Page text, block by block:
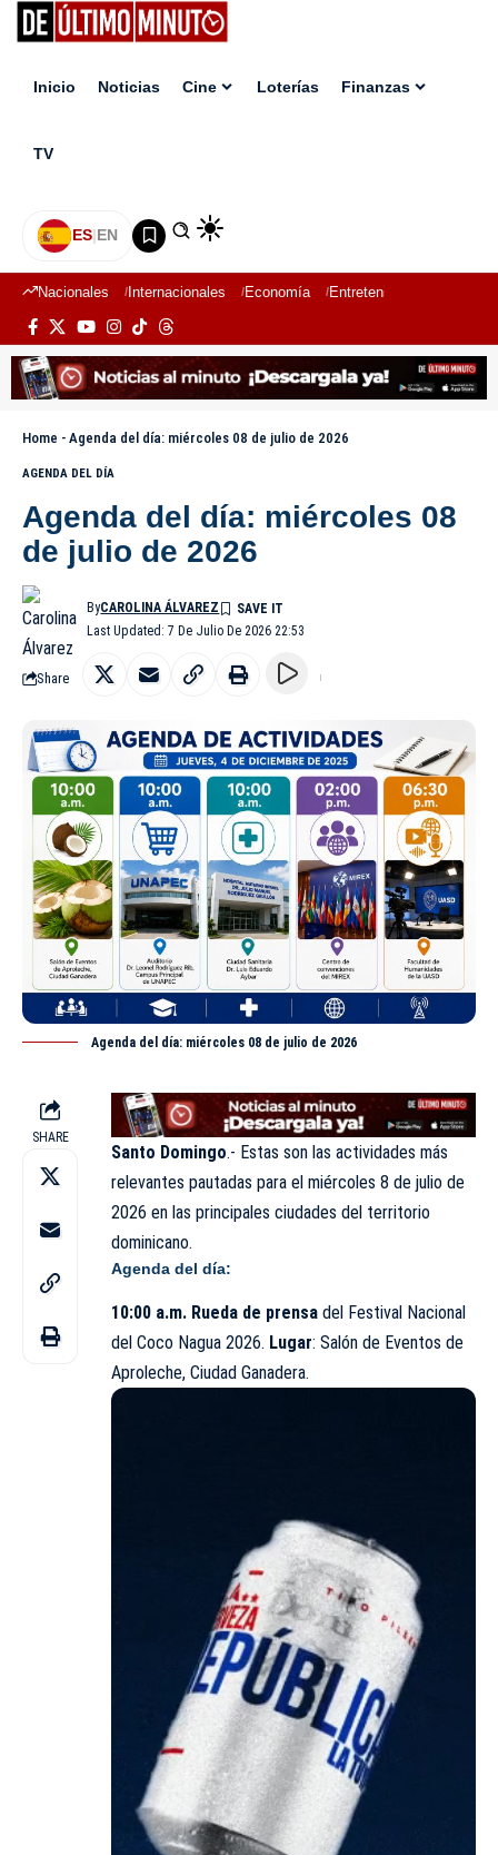
Inicio Noticias Cine Loterías Finanzas
TV
ES|EN
Nacionales Internacionales Economía Entretenimiento
Home - Agenda del día: miércoles 08 de julio de 2026
AGENDA DEL DÍA
Agenda del día: miércoles 08
de julio de 2026
Last Updated: 7 De Julio De 2026 22:53
ByCAROLINA ÁLVAREZ
Share
Agenda del día: miércoles 08 de julio de 2026
SHARE
Santo Domingo.- Estas son las actividades más
relevantes pautadas para el miércoles 8 de julio de
2026 en las principales ciudades del territorio
dominicano.
Agenda del día:
10:00 a.m. Rueda de prensa del Festival Nacional
del Coco Nagua 2026. Lugar: Salón de Eventos de
Aproleche, Ciudad Ganadera.